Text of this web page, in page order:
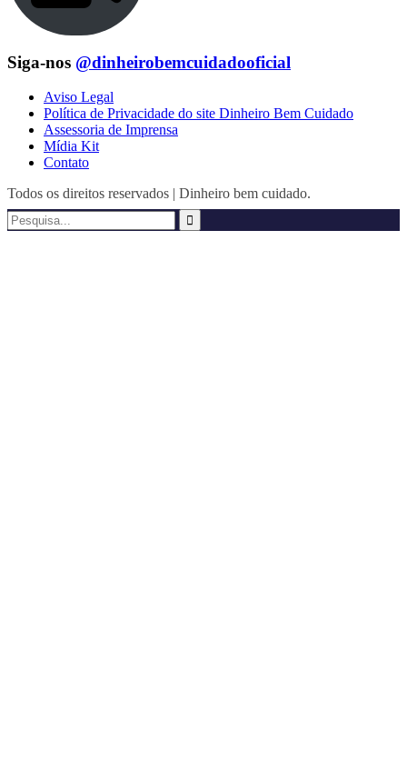
Siga-nos @dinheirobemcuidadooficial
Aviso Legal
Política de Privacidade do site Dinheiro Bem Cuidado
Assessoria de Imprensa
Mídia Kit
Contato
Todos os direitos reservados | Dinheiro bem cuidado.